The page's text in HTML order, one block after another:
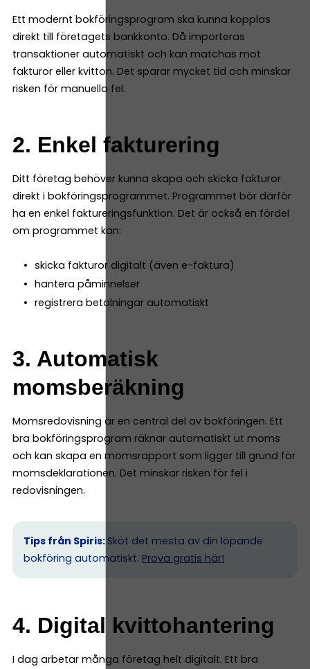
Ett modernt bokföringsprogram ska kunna kopplas
direkt till företagets bankkonto. Då importeras
transaktioner automatiskt och kan matchas mot
fakturor eller kvitton. Det sparar mycket tid och minskar
risken för manuella fel.
2. Enkel fakturering
Ditt företag behöver kunna skapa och skicka fakturor
direkt i bokföringsprogrammet. Programmet bör därför
ha en enkel faktureringsfunktion. Det är också en fördel
om programmet kan:
skicka fakturor digitalt (även e-faktura)
hantera påminnelser
registrera betalningar automatiskt
3. Automatisk
momsberäkning
Momsredovisning är en central del av bokföringen. Ett
bra bokföringsprogram räknar automatiskt ut moms
och kan skapa en momsrapport som ligger till grund för
momsdeklarationen. Det minskar risken för fel i
redovisningen.
Tips från Spiris: Sköt det mesta av din löpande
bokföring automatiskt. Prova gratis här!
4. Digital kvittohantering
I dag arbetar många företag helt digitalt. Ett bra